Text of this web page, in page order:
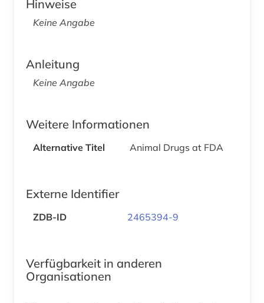
Hinweise
Keine Angabe
Anleitung
Keine Angabe
Weitere Informationen
Alternative Titel Animal Drugs at FDA
Externe Identifier
ZDB-ID 2465394-9
Verfügbarkeit in anderen
Organisationen